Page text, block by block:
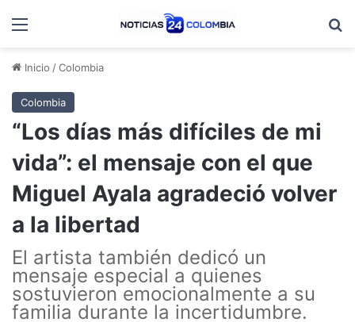
Menú
Inicio /Colombia
Colombia
“Los días más difíciles de mi
vida”: el mensaje con el que
Miguel Ayala agradeció volver
a la libertad
El artista también dedicó un
mensaje especial a quienes
sostuvieron emocionalmente a su
familia durante la incertidumbre.